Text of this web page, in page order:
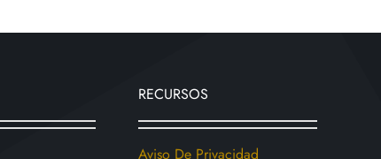
se
pueden
elegir
RECURSOS
Aviso De Privacidad